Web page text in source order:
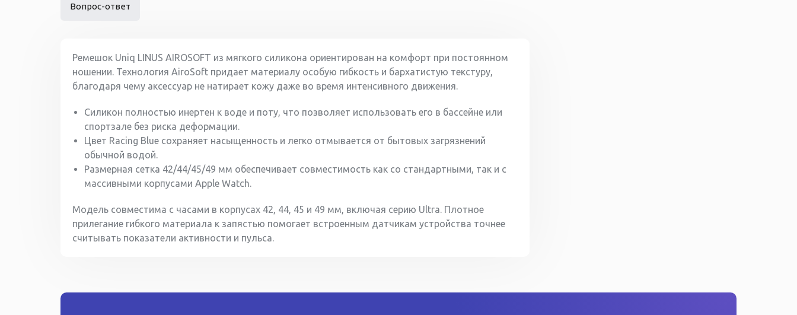
Вопрос-ответ
Ремешок Uniq LINUS AIROSOFT из мягкого силикона ориентирован на комфорт при постоянном
ношении. Технология AiroSoft придает материалу особую гибкость и бархатистую текстуру,
благодаря чему аксессуар не натирает кожу даже во время интенсивного движения.
Силикон полностью инертен к воде и поту, что позволяет использовать его в бассейне или
спортзале без риска деформации.
Цвет Racing Blue сохраняет насыщенность и легко отмывается от бытовых загрязнений
обычной водой.
Размерная сетка 42/44/45/49 мм обеспечивает совместимость как со стандартными, так и с
массивными корпусами Apple Watch.
Модель совместима с часами в корпусах 42, 44, 45 и 49 мм, включая серию Ultra. Плотное
прилегание гибкого материала к запястью помогает встроенным датчикам устройства точнее
считывать показатели активности и пульса.